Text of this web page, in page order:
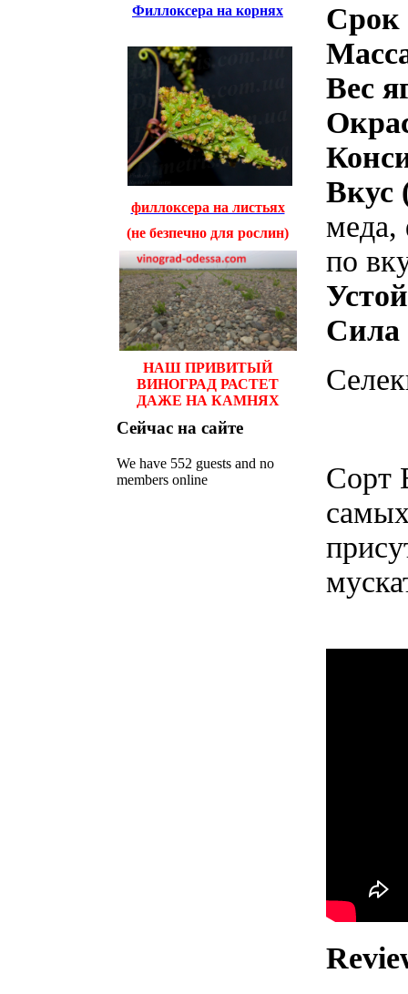
Филлоксера на корнях
филлоксера на листьях
(не безпечно для рослин)
НАШ ПРИВИТЫЙ
ВИНОГРАД РАСТЕТ
ДАЖЕ НА КАМНЯХ
Сейчас на сайте
We have 552 guests and no
members online
Срок
Вес
Вкус
меда,
по
Сила
Сорт